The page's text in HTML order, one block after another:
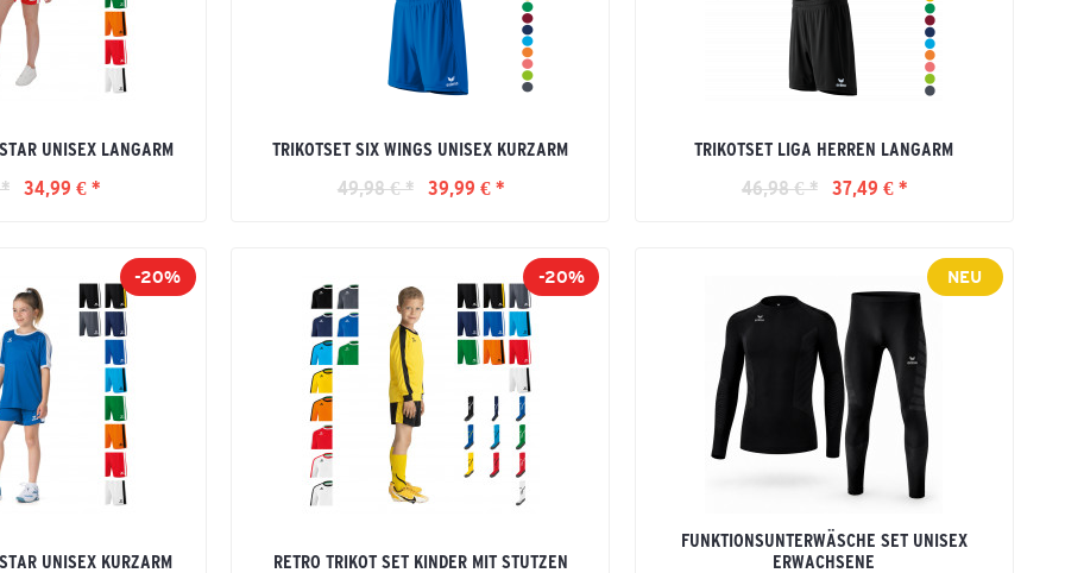
UNISEX LANGARM
34,99 € *
TRIKOTSET SIX WINGS UNISEX KURZARM
49,98 € *
39,99 € *
TRIKOTSET LIGA HERREN LANGARM
46,98 € *
37,49 € *
-20%
UNISEX KURZARM
-20%
RETRO TRIKOT SET KINDER MIT STUTZEN
NEU
FUNKTIONSUNTERWÄSCHE SET UNISEX
ERWACHSENE